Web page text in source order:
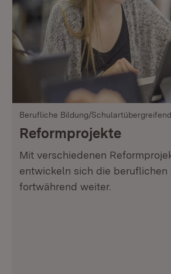
Berufliche Bildung/Schulartübergreifend
Reformprojekte
Mit verschiedenen
entwickeln sich die beruflichen
fortwährend weiter.